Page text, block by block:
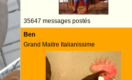
35647 messages postés
Ben
Grand Maitre Italianissime